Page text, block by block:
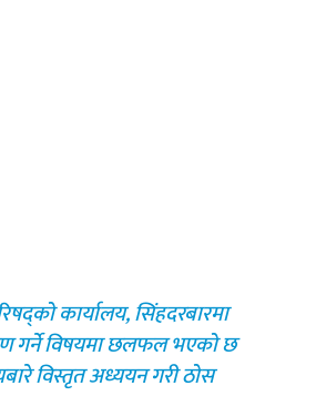
कार्यालय, सिंहदरबारमा
गर्ने विषयमा छलफल भएको छ
विस्तृत अध्ययन गरी ठोस